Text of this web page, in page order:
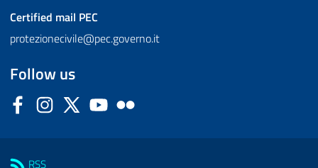
Certified mail PEC
protezionecivile@pec.governo.it
Follow us
FacebookInstagram
Twitter YouTube
RSS